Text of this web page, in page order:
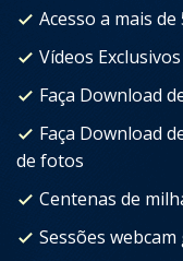
Acesso a mais de
Vídeos Exclusivos
Faça Download
Faça Download
de fotos
Centenas de
Sessões